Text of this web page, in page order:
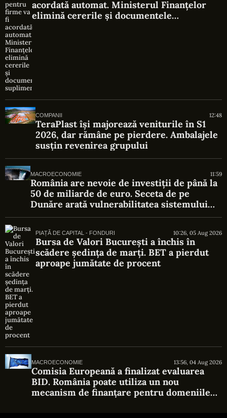
acordată automat. Ministerul Finanțelor
elimină cererile și documentele
COMPANII 12:48
TeraPlast își majorează veniturile în S1
2026, dar rămâne pe pierdere. Ambalajele
susțin revenirea grupului
MACROECONOMIE 11:59
România are nevoie de investiții de până la
50 de miliarde de euro. Seceta de pe
Dunăre arată vulnerabilitatea sistemului
energetic
PIAȚĂ DE CAPITAL - FONDURI 10:26, 05 Aug 2026
Bursa de Valori București a închis în
scădere ședința de marți. BET a pierdut
aproape jumătate de procent
MACROECONOMIE 13:56, 04 Aug 2026
Comisia Europeană a finalizat evaluarea
BID. România poate utiliza un nou
mecanism de finanțare pentru domeniile